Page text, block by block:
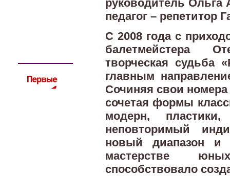
руководитель
педагог – репетитор
С 2008 года с
балетмейстера
творческая судьба
главным
Сочиняя свои
сочетая формы
модерн,
неповторимый
новый диапазон и
мастерстве
способствовало